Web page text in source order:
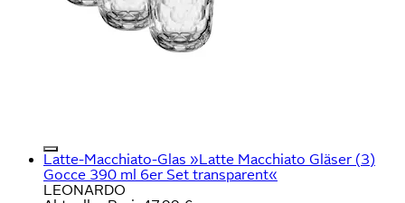
Latte-Macchiato-Glas »Latte Macchiato Gläser (3)
Gocce 390 ml 6er Set transparent«
LEONARDO